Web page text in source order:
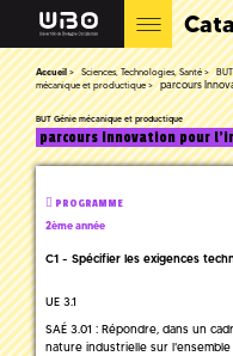
Accueil Sciences, Technologies, Santé
mécanique et productique
parcours
BUT Génie mécanique et productique
parcours Innovation pour
PROGRAMME
2ème année
C1 - Spécifier les exigences
UE 3.1
SAÉ 3.01 : Répondre, dans un
nature industrielle sur